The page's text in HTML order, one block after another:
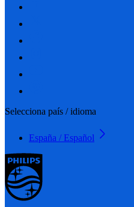
Selecciona país / idioma
España / Español